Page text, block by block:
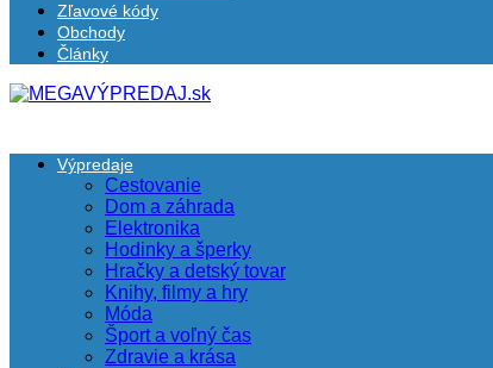
Zľavové kódy
Obchody
Články
Výpredaje
Cestovanie
Dom a záhrada
Elektronika
Hodinky a šperky
Hračky a detský tovar
Knihy, filmy a hry
Móda
Šport a voľný čas
Zdravie a krása